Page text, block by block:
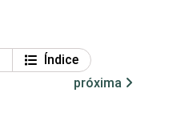
Índice
próxima